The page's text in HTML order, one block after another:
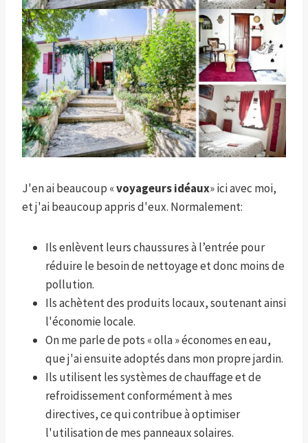
J'en ai beaucoup «voyageurs idéaux» ici avec moi,
et j'ai beaucoup appris d'eux. Normalement:
Ils enlèvent leurs chaussures à l’entrée pour
réduire le besoin de nettoyage et donc moins de
pollution.
Ils achètent des produits locaux, soutenant ainsi
l'économie locale.
On me parle de pots « olla » économes en eau,
que j'ai ensuite adoptés dans mon propre jardin.
Ils utilisent les systèmes de chauffage et de
refroidissement conformément à mes
directives, ce qui contribue à optimiser
l'utilisation de mes panneaux solaires.